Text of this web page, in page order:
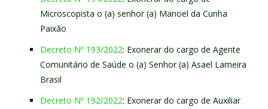
Microscopista o (a) senhor (a) Manoel da Cunha
Paixão
Decreto Nº 193/2022: Exonerar do cargo de Agente
Comunitário de Saúde o (a) Senhor (a) Asael Lameira
Brasil
Decreto Nº 192/2022: Exonerar do cargo de Auxiliar